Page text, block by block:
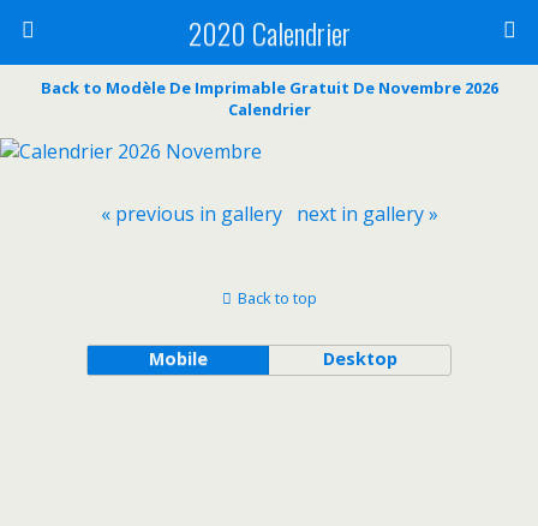
2020 Calendrier
Back to Modèle De Imprimable Gratuit De Novembre 2026
Calendrier
« previous in gallery next in gallery »
Back to top
Mobile Desktop